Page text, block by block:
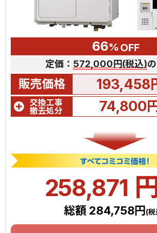
66% OFF
定価： 572,000円(税込)
販売価格 193,458
交換工事
撤去処分
74,800
258,871
総額 284,758円 (税